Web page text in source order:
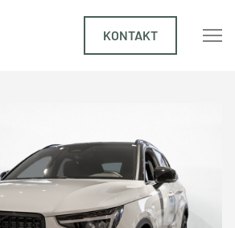
KONTAKT